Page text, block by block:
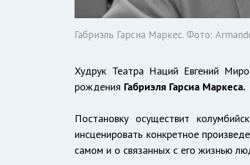
Габриэль Гарсиа Маркес. Фото:
Худрук Театра Наций Евгений
рождения Габриэля Гарсиа Маркеса.
Постановку осуществит
инсценировать конкретное
самом и о связанных с его жизнью